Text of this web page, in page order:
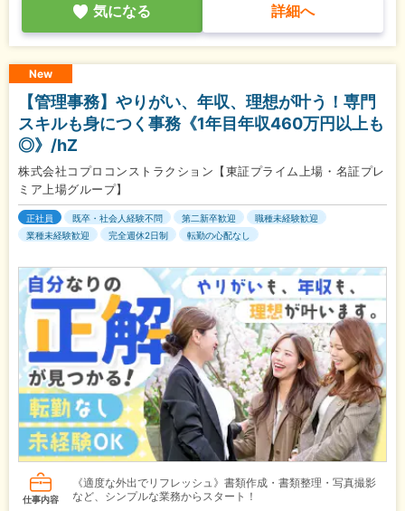
気になる 詳細へ
New
【管理事務】やりがい、年収、理想が叶う！専門
スキルも身につく事務《1年目年収460万円以上も
◎》/hZ
株式会社コプロコンストラクション【東証プライム上場・名証プレ
ミア上場グループ】
正社員 既卒・社会人経験不問 第二新卒歓迎
職種未経験歓迎
業種未経験歓迎
完全週休2日制 転勤の心配なし
仕事内容
《適度な外出でリフレッシュ》書類作成・書類整理・写真撮影
など、シンプルな業務からスタート！